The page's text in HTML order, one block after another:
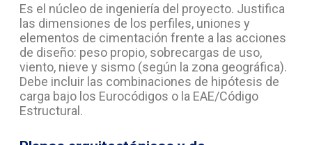
Es el núcleo de ingeniería del proyecto. Justifica
las dimensiones de los perfiles, uniones y
elementos de cimentación frente a las acciones
de diseño: peso propio, sobrecargas de uso,
viento, nieve y sismo (según la zona geográfica).
Debe incluir las combinaciones de hipótesis de
carga bajo los Eurocódigos o la EAE/Código
Estructural.